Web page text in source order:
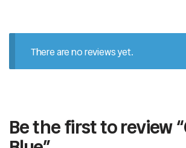
There are no reviews yet.
Be the first to review